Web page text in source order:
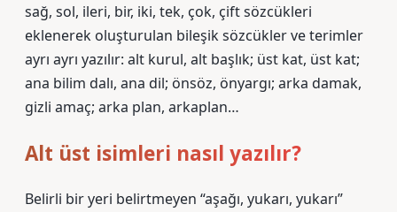
sağ, sol, ileri, bir, iki, tek, çok, çift sözcükleri
eklenerek oluşturulan bileşik sözcükler ve terimler
ayrı ayrı yazılır: alt kurul, alt başlık; üst kat, üst kat;
ana bilim dalı, ana dil; önsöz, önyargı; arka damak,
gizli amaç; arka plan, arkaplan…
Alt üst isimleri nasıl yazılır?
Belirli bir yeri belirtmeyen “aşağı, yukarı, yukarı”